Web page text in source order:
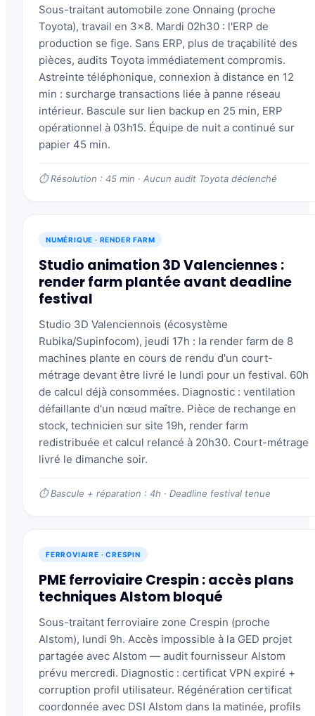
Sous-traitant automobile zone Onnaing (proche
Toyota), travail en 3x8. Mardi 02h30 : l'ERP de
production se fige. Sans ERP, plus de traçabilité des
pièces, audits Toyota immédiatement compromis.
Astreinte téléphonique, connexion à distance en 12
min : surcharge transactions liée à panne réseau
intérieur. Bascule sur lien backup en 25 min, ERP
opérationnel à 03h15. Équipe de nuit a continué sur
papier 45 min.
⏱ Résolution : 45 min · Aucun audit Toyota déclenché
NUMÉRIQUE · RENDER FARM
Studio animation 3D Valenciennes :
render farm plantée avant deadline
festival
Studio 3D Valenciennois (écosystème
Rubika/Supinfocom), jeudi 17h : la render farm de 8
machines plante en cours de rendu d'un court-
métrage devant être livré le lundi pour un festival. 60h
de calcul déjà consommées. Diagnostic : ventilation
défaillante d'un nœud maître. Pièce de rechange en
stock, technicien sur site 19h, render farm
redistribuée et calcul relancé à 20h30. Court-métrage
livré le dimanche soir.
⏱ Bascule + réparation : 4h · Deadline festival tenue
FERROVIAIRE · CRESPIN
PME ferroviaire Crespin : accès plans
techniques Alstom bloqué
Sous-traitant ferroviaire zone Crespin (proche
Alstom), lundi 9h. Accès impossible à la GED projet
partagée avec Alstom — audit fournisseur Alstom
prévu mercredi. Diagnostic : certificat VPN expiré +
corruption profil utilisateur. Régénération certificat
coordonnée avec DSI Alstom dans la matinée, profils